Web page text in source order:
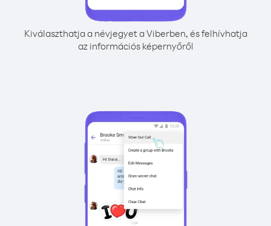
Kiválaszthatja a névjegyet a Viberben, és felhívhatja
az információs képernyőről